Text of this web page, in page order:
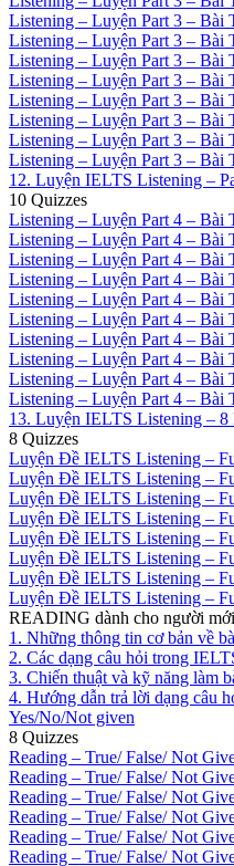
Listening – Luyện Part 3 – Bài
Listening – Luyện Part 3 – Bài
Listening – Luyện Part 3 – Bài
Listening – Luyện Part 3 – Bài
Listening – Luyện Part 3 – Bài
Listening – Luyện Part 3 – Bài
Listening – Luyện Part 3 – Bài
Listening – Luyện Part 3 – Bài
12. Luyện IELTS Listening –
10 Quizzes
Listening – Luyện Part 4 – Bài
Listening – Luyện Part 4 – Bài
Listening – Luyện Part 4 – Bài
Listening – Luyện Part 4 – Bài
Listening – Luyện Part 4 – Bài
Listening – Luyện Part 4 – Bài
Listening – Luyện Part 4 – Bài
Listening – Luyện Part 4 – Bài
Listening – Luyện Part 4 – Bài
Listening – Luyện Part 4 – Bài
13. Luyện IELTS Listening – 8
8 Quizzes
Luyện Đề IELTS Listening –
Luyện Đề IELTS Listening –
Luyện Đề IELTS Listening –
Luyện Đề IELTS Listening –
Luyện Đề IELTS Listening –
Luyện Đề IELTS Listening –
Luyện Đề IELTS Listening –
Luyện Đề IELTS Listening –
READING dành cho người
1. Những thông tin cơ bản về
2. Các dạng câu hỏi trong
3. Chiến thuật và kỹ năng làm
4. Hướng dẫn trả lời dạng câu
Yes/No/Not given
8 Quizzes
Reading – True/ False/ Not
Reading – True/ False/ Not
Reading – True/ False/ Not
Reading – True/ False/ Not
Reading – True/ False/ Not
Reading – True/ False/ Not